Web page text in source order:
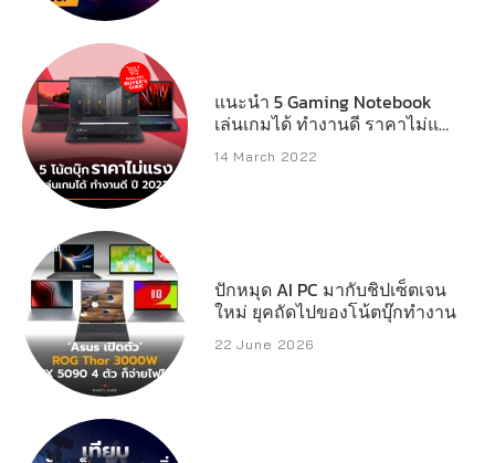
แนะนำ 5 Gaming Notebook
เล่นเกมได้ ทำงานดี ราคาไม่แรง
มาก
14 March 2022
ปักหมุด AI PC มากับชิปเซ็ตเจน
ใหม่ ยุคถัดไปของโน้ตบุ๊กทำงาน
22 June 2026